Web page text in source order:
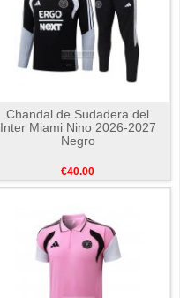
Chandal de Sudadera del
Inter Miami Nino 2026-2027
Negro
€40.00